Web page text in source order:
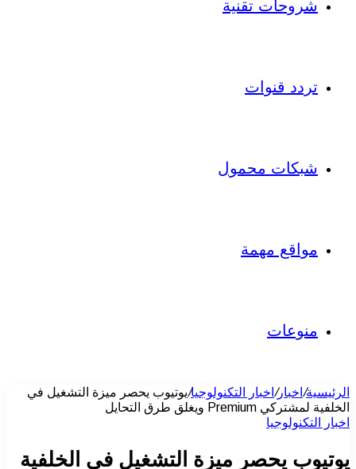
شروحات تقنية
تردد قنوات
شبكات محمول
مواقع مهمة
منوعات
الرئيسية/ اخبار/ اخبار التكنولوجيا/يوتيوب يحصر ميزة التشغيل في
الخلفية لمشتركي Premium ويغلق طرق التحايل
اخبار التكنولوجيا
يوتيوب يحصر ميزة التشغيل في الخلفية